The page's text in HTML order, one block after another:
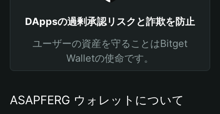
DAppsの過剰承認リスクと詐欺を防止
ユーザーの資産を守ることはBitget
Walletの使命です。
ASAPFERG ウォレットについて